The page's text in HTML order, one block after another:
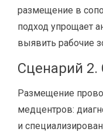
размещение в
подход упрощает
выявить рабочие
Сценарий 2.
Размещение
медцентров:
и